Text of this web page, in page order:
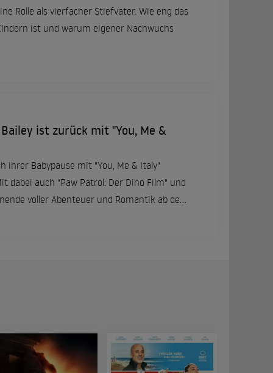
Rolle als vierfacher Stiefvater. Wie eng das
ist und warum eigener Nachwuchs
ist zurück mit "You, Me &
ihrer Babypause mit "You, Me & Italy"
dabei auch "Paw Patrol: Der Dino Film" und
voller Abenteuer und Romantik ab dem